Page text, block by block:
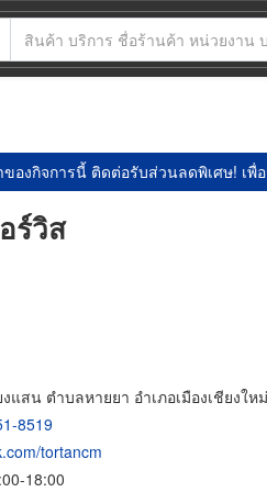
องกิจการนี้ ติดต่อรับส่วนลดพิเศษ! เพื่
ร์วิส
สน ตำบลหายยา อำเภอเมืองเชียงให
8519
tortancm
18:00